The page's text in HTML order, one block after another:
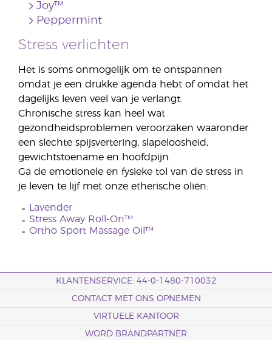
Joy™
Peppermint
Stress verlichten
Het is soms onmogelijk om te ontspannen
omdat je een drukke agenda hebt of omdat het
dagelijks leven veel van je verlangt.
Chronische stress kan heel wat
gezondheidsproblemen veroorzaken waaronder
een slechte spijsvertering, slapeloosheid,
gewichtstoename en hoofdpijn.
Ga de emotionele en fysieke tol van de stress in
je leven te lijf met onze etherische oliën:
Lavender
Stress Away Roll-On™
Ortho Sport Massage Oil™
KLANTENSERVICE: 44-0-1480-710032
CONTACT MET ONS OPNEMEN
VIRTUELE KANTOOR
WORD BRANDPARTNER